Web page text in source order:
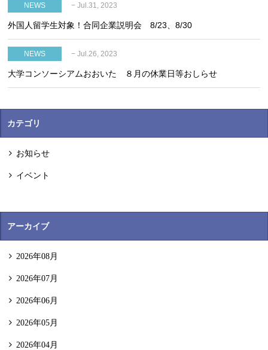
NEWS − Jul.31, 2023
外国人留学生対象！合同企業説明会 8/23、8/30
NEWS − Jul.26, 2023
大学コンソーシアムおおいた ８月の休業日等おしらせ
カテゴリ
お知らせ
イベント
アーカイブ
2026年08月
2026年07月
2026年06月
2026年05月
2026年04月